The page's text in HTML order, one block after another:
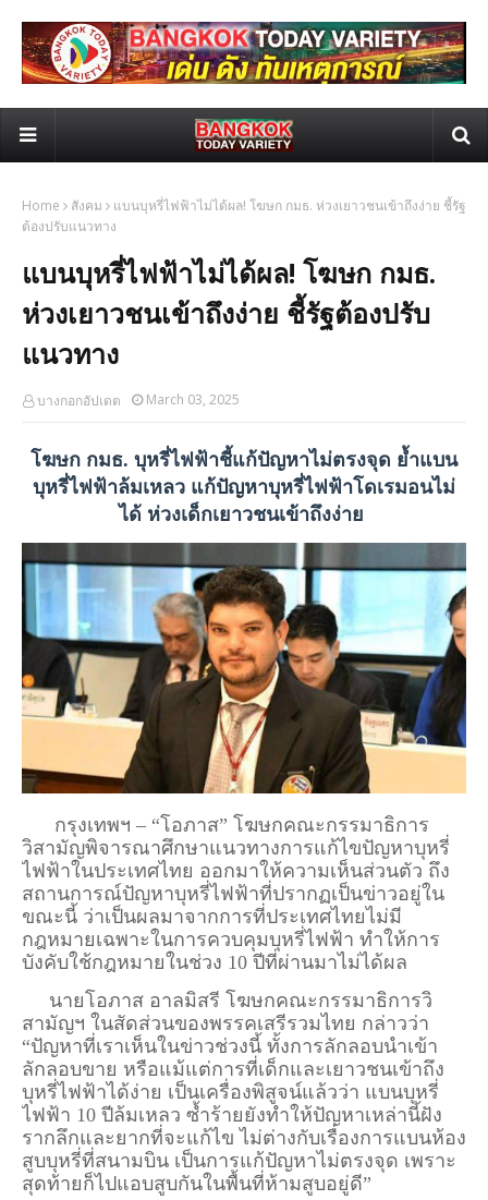
Home สังคม
แบนบุหรี่ไฟฟ้าไม่ได้ผล! โฆษก กมธ. ห่วงเยาวชนเข้าถึงง่าย ชี้รัฐ
ต้องปรับแนวทาง
แบนบุหรี่ไฟฟ้าไม่ได้ผล! โฆษก กมธ.
ห่วงเยาวชนเข้าถึงง่าย ชี้รัฐต้องปรับ
แนวทาง
บางกอกอัปเดต March 03, 2025
โฆษก กมธ. บุหรี่ไฟฟ้าชี้แก้ปัญหาไม่ตรงจุด ย้ำแบน
บุหรี่ไฟฟ้าล้มเหลว แก้ปัญหาบุหรี่ไฟฟ้าโดเรมอนไม่
ได้ ห่วงเด็กเยาวชนเข้าถึงง่าย
กรุงเทพฯ – “โอภาส” โฆษกคณะกรรมาธิการ
วิสามัญพิจารณาศึกษาแนวทางการแก้ไขปัญหาบุหรี่
ไฟฟ้าในประเทศไทย ออกมาให้ความเห็นส่วนตัว ถึง
สถานการณ์ปัญหาบุหรี่ไฟฟ้าที่ปรากฏเป็นข่าวอยู่ใน
ขณะนี้ ว่าเป็นผลมาจากการที่ประเทศไทยไม่มี
กฎหมายเฉพาะในการควบคุมบุหรี่ไฟฟ้า ทำให้การ
บังคับใช้กฎหมายในช่วง 10 ปีที่ผ่านมาไม่ได้ผล
นายโอภาส อาลมิสรี โฆษกคณะกรรมาธิการวิ
สามัญฯ ในสัดส่วนของพรรคเสรีรวมไทย กล่าวว่า
“ปัญหาที่เราเห็นในข่าวช่วงนี้ ทั้งการลักลอบนำเข้า
ลักลอบขาย หรือแม้แต่การที่เด็กและเยาวชนเข้าถึง
บุหรี่ไฟฟ้าได้ง่าย เป็นเครื่องพิสูจน์แล้วว่า แบนบุหรี่
ไฟฟ้า 10 ปีล้มเหลว ซ้ำร้ายยังทำให้ปัญหาเหล่านี้ฝัง
รากลึกและยากที่จะแก้ไข ไม่ต่างกับเรื่องการแบนห้อง
สูบบุหรี่ที่สนามบิน เป็นการแก้ปัญหาไม่ตรงจุด เพราะ
สุดท้ายก็ไปแอบสูบกันในพื้นที่ห้ามสูบอยู่ดี”